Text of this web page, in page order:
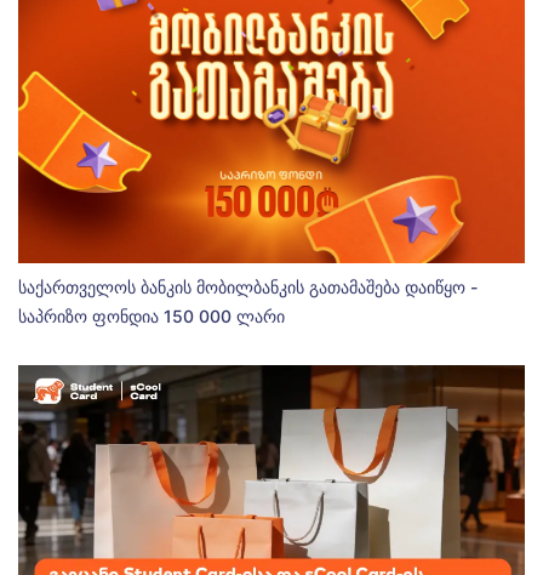
საქართველოს ბანკის მობილბანკის გათამაშება დაიწყო -
საპრიზო ფონდია 150 000 ლარი